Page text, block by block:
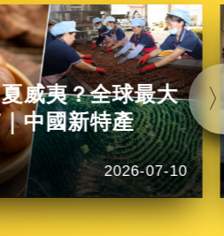
威夷？全球最大
中國新特產
2026-07-10